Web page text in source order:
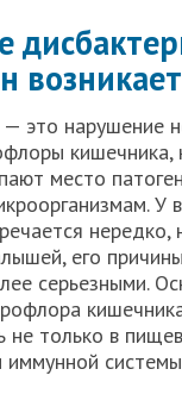
это нарушение
кишечника,
место
У
нередко,
его
серьезными.
не только в